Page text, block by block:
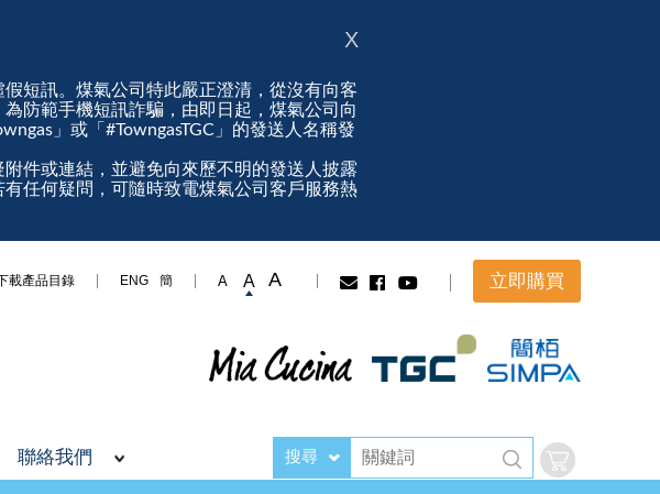
短訊。煤氣公司特此嚴正澄清，從沒有向客
防範手機短訊詐騙，由即日起，煤氣公司向
」或「#TowngasTGC」的發送人名稱發
件或連結，並避免向來歷不明的發送人披露
任何疑問，可隨時致電煤氣公司客戶服務熱
X
載產品目錄 ENG 簡 A A A 立即購買
聯絡我們 搜尋